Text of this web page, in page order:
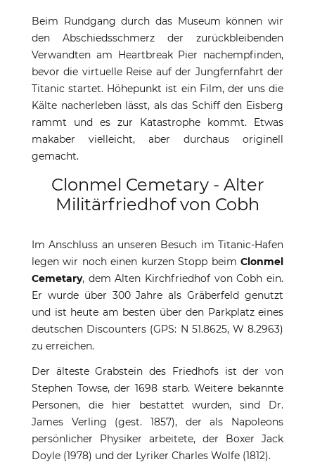
Beim Rundgang durch das Museum können wir
den Abschiedsschmerz der zurückbleibenden
Verwandten am Heartbreak Pier nachempfinden,
bevor die virtuelle Reise auf der Jungfernfahrt der
Titanic startet. Höhepunkt ist ein Film, der uns die
Kälte nacherleben lässt, als das Schiff den Eisberg
rammt und es zur Katastrophe kommt. Etwas
makaber vielleicht, aber durchaus originell
gemacht.
Clonmel Cemetary - Alter
Militärfriedhof von Cobh
Im Anschluss an unseren Besuch im Titanic-Hafen
legen wir noch einen kurzen Stopp beim Clonmel
Cemetary, dem Alten Kirchfriedhof von Cobh ein.
Er wurde über 300 Jahre als Gräberfeld genutzt
und ist heute am besten über den Parkplatz eines
deutschen Discounters (GPS: N 51.8625, W 8.2963)
zu erreichen.
Der älteste Grabstein des Friedhofs ist der von
Stephen Towse, der 1698 starb. Weitere bekannte
Personen, die hier bestattet wurden, sind Dr.
James Verling (gest. 1857), der als Napoleons
persönlicher Physiker arbeitete, der Boxer Jack
Doyle (1978) und der Lyriker Charles Wolfe (1812).